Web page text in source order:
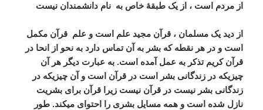
از مردم است ، از یک طبقۀ خاص به نام دانشمندان نیست
از دید یک مسلمان ، قرآن مجید علم است و علم قرآن مکمل
است و در هر نقطه که بشر به آن تماس دارد به نحو از انحا در
قرآن کریم تذکر به عمل آمده است. به عبارت دیگر هر آن
چیزیکه در زندگانی بشر است در قرآن است و آن چیزیکه در
زندگانی بشر نیست در قرآن نیست زیرا قرآن برای بشریت
نازل شده است و همه مسایل بشری را احتوای میکند. طور